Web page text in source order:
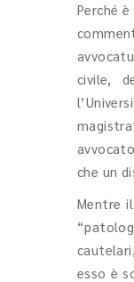
Perché
civile,
che un
Mentre
esso è